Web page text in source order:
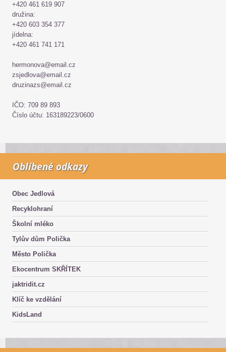
+420 461 619 907
družina:
+420 603 354 377
jídelna:
+420 461 741 171
hermonova@email.cz
zsjedlova@email.cz
druzinazs@email.cz
IČO: 709 89 893
Číslo účtu: 163189223/0600
Oblíbené odkazy
Obec Jedlová
Recyklohraní
Školní mléko
Tylův dům Polička
Město Polička
Ekocentrum SKŘÍTEK
jaktridit.cz
Klíč ke vzdělání
KidsLand